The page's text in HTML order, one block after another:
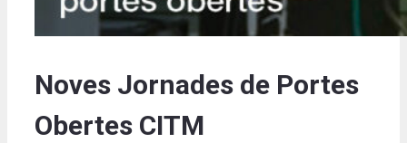
Noves Jornades de Portes
Obertes CITM